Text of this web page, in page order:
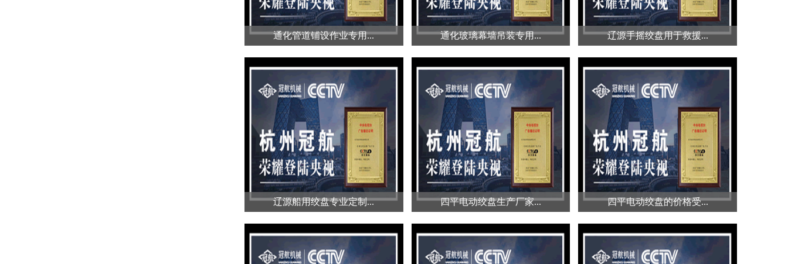
通化管道铺设作业专用...
通化管道铺设作业专用...
在地下管道铺设工程中，起重吊带
是一种重要的工具。它具有轻便、
柔...
通化玻璃幕墙吊装专用...
通化玻璃幕墙吊装专用...
玻璃幕墙作为现代建筑的标志性元
素，其安装过程需要极高的精度和
安...
辽源手摇绞盘用于救援...
辽源手摇绞盘用于救援...
手动绞盘在救援三脚架系统中扮演
着核心角色，为应急救援工作提供
了...
辽源船用绞盘专业定制...
辽源船用绞盘专业定制...
四平电动绞盘生产厂家...
四平电动绞盘生产厂家...
四平电动绞盘的价格受...
四平电动绞盘的价格受...